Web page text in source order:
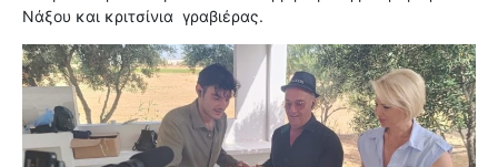
Νάξου και κριτσίνια γραβιέρας.